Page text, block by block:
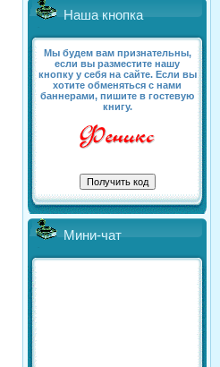
Наша кнопка
Мы будем вам признательны,
если вы разместите нашу
кнопку у себя на сайте. Если вы
хотите обменяться с нами
баннерами, пишите в гостевую
книгу.
Мини-чат